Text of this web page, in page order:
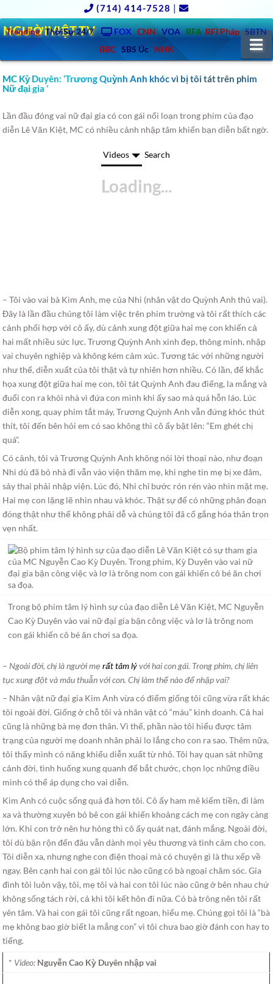
(714) 414-7528 |
Trending ThờiSự 24/7 FOX CNN VOA RFA RFI Pháp SBTN
BBC SBS Úc NHK
NGƯỜIVIỆT.TV
MC Kỳ Duyên: ‘Trương Quỳnh Anh khóc vì bị tôi tát trên phim
Nữ đại gia ‘
Lần đầu đóng vai nữ đại gia có con gái nổi loạn trong phim của đạo
diễn Lê Văn Kiệt, MC có nhiều cảnh nhập tâm khiến bạn diễn bất ngờ.
Videos Search
– Tôi vào vai bà Kim Anh, mẹ của Nhi (nhân vật do Quỳnh Anh thủ vai).
Đây là lần đầu chúng tôi làm việc trên phim trường và tôi rất thích các
cảnh phối hợp với cô ấy, dù cảnh xung đột giữa hai mẹ con khiến cả
hai mất nhiều sức lực. Trương Quỳnh Anh xinh đẹp, thông minh, nhập
vai chuyên nghiệp và không kém cảm xúc. Tương tác với những người
như thế, diễn xuất của tôi thật và tự nhiên hơn nhiều. Có lần, để khắc
họa xung đột giữa hai mẹ con, tôi tát Quỳnh Anh đau điếng, la mắng và
đuổi con ra khỏi nhà vì đứa con mình khi ấy sao mà quá hỗn láo. Lúc
diễn xong, quay phim tắt máy, Trương Quỳnh Anh vẫn đứng khóc thút
thít, tôi đến bên hỏi em có sao không thì cô ấy bật lên: “Em ghét chị
quá”.
Có cảnh, tôi và Trương Quỳnh Anh không nói lời thoại nào, như đoạn
Nhi dù đã bỏ nhà đi vẫn vào viện thăm mẹ, khi nghe tin mẹ bị xe đâm,
sảy thai phải nhập viện. Lúc đó, Nhi chỉ bước rón rén vào nhìn mặt mẹ.
Hai mẹ con lặng lẽ nhìn nhau và khóc. Thật sự để có những phân đoạn
đóng thật như thế không phải dễ và chúng tôi đã cố gắng hóa thân trọn
vẹn nhất.
Trong bộ phim tâm lý hình sự của đạo diễn Lê Văn Kiệt, MC Nguyễn
Cao Kỳ Duyên vào vai nữ đại gia bận công việc và lơ là trông nom
con gái khiến cô bé ăn chơi sa đọa.
– Ngoài đời, chị là người mẹrất tâm lývới hai con gái. Trong phim, chị liên
tục xung đột và mâu thuẫn với con. Chị làm thế nào để nhập vai?
– Nhân vật nữ đại gia Kim Anh vừa có điểm giống tôi cũng vừa rất khác
tôi ngoài đời. Giống ở chỗ tôi và nhân vật có “máu” kinh doanh. Cả hai
cũng là những bà mẹ đơn thân. Vì thế, phần nào tôi hiểu được tâm
trạng của người mẹ doanh nhân phải lo lắng cho con ra sao. Thêm nữa,
tôi thấy mình có năng khiếu diễn xuất từ nhỏ. Tôi hay quan sát những
cảnh đời, tình huống xung quanh để bắt chước, chọn lọc những điều
mình có thể áp dụng cho vai diễn.
Kim Anh có cuộc sống quá đà hơn tôi. Cô ấy ham mê kiếm tiền, đi làm
xa và thường xuyên bỏ bê con gái khiến khoảng cách mẹ con ngày càng
lớn. Khi con trở nên hư hỏng thì cô ấy quát nạt, đánh mắng. Ngoài đời,
tôi dù bận rộn đến đâu vẫn dành mọi yêu thương và tình cảm cho con.
Tôi diễn xa, nhưng nghe con điện thoại mà có chuyện gì là thu xếp về
ngay. Bên cạnh hai con gái tôi lúc nào cũng có bà ngoại chăm sóc. Gia
đình tôi luôn vậy, tôi, mẹ tôi và hai con tôi lúc nào cũng ở bên nhau chứ
không sống tách rời, cả khi tôi kết hôn đi nữa. Có bà trông nên tôi rất
yên tâm. Và hai con gái tôi cũng rất ngoan, hiểu mẹ. Chúng gọi tôi là “bà
mẹ không bao giờ biết la mắng con” vì tôi chưa bao giờ đánh con hay to
tiếng.
* Video: Nguyễn Cao Kỳ Duyên nhập vai